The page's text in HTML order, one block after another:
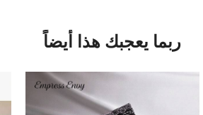
ربما يعجبك هذا أيضاً